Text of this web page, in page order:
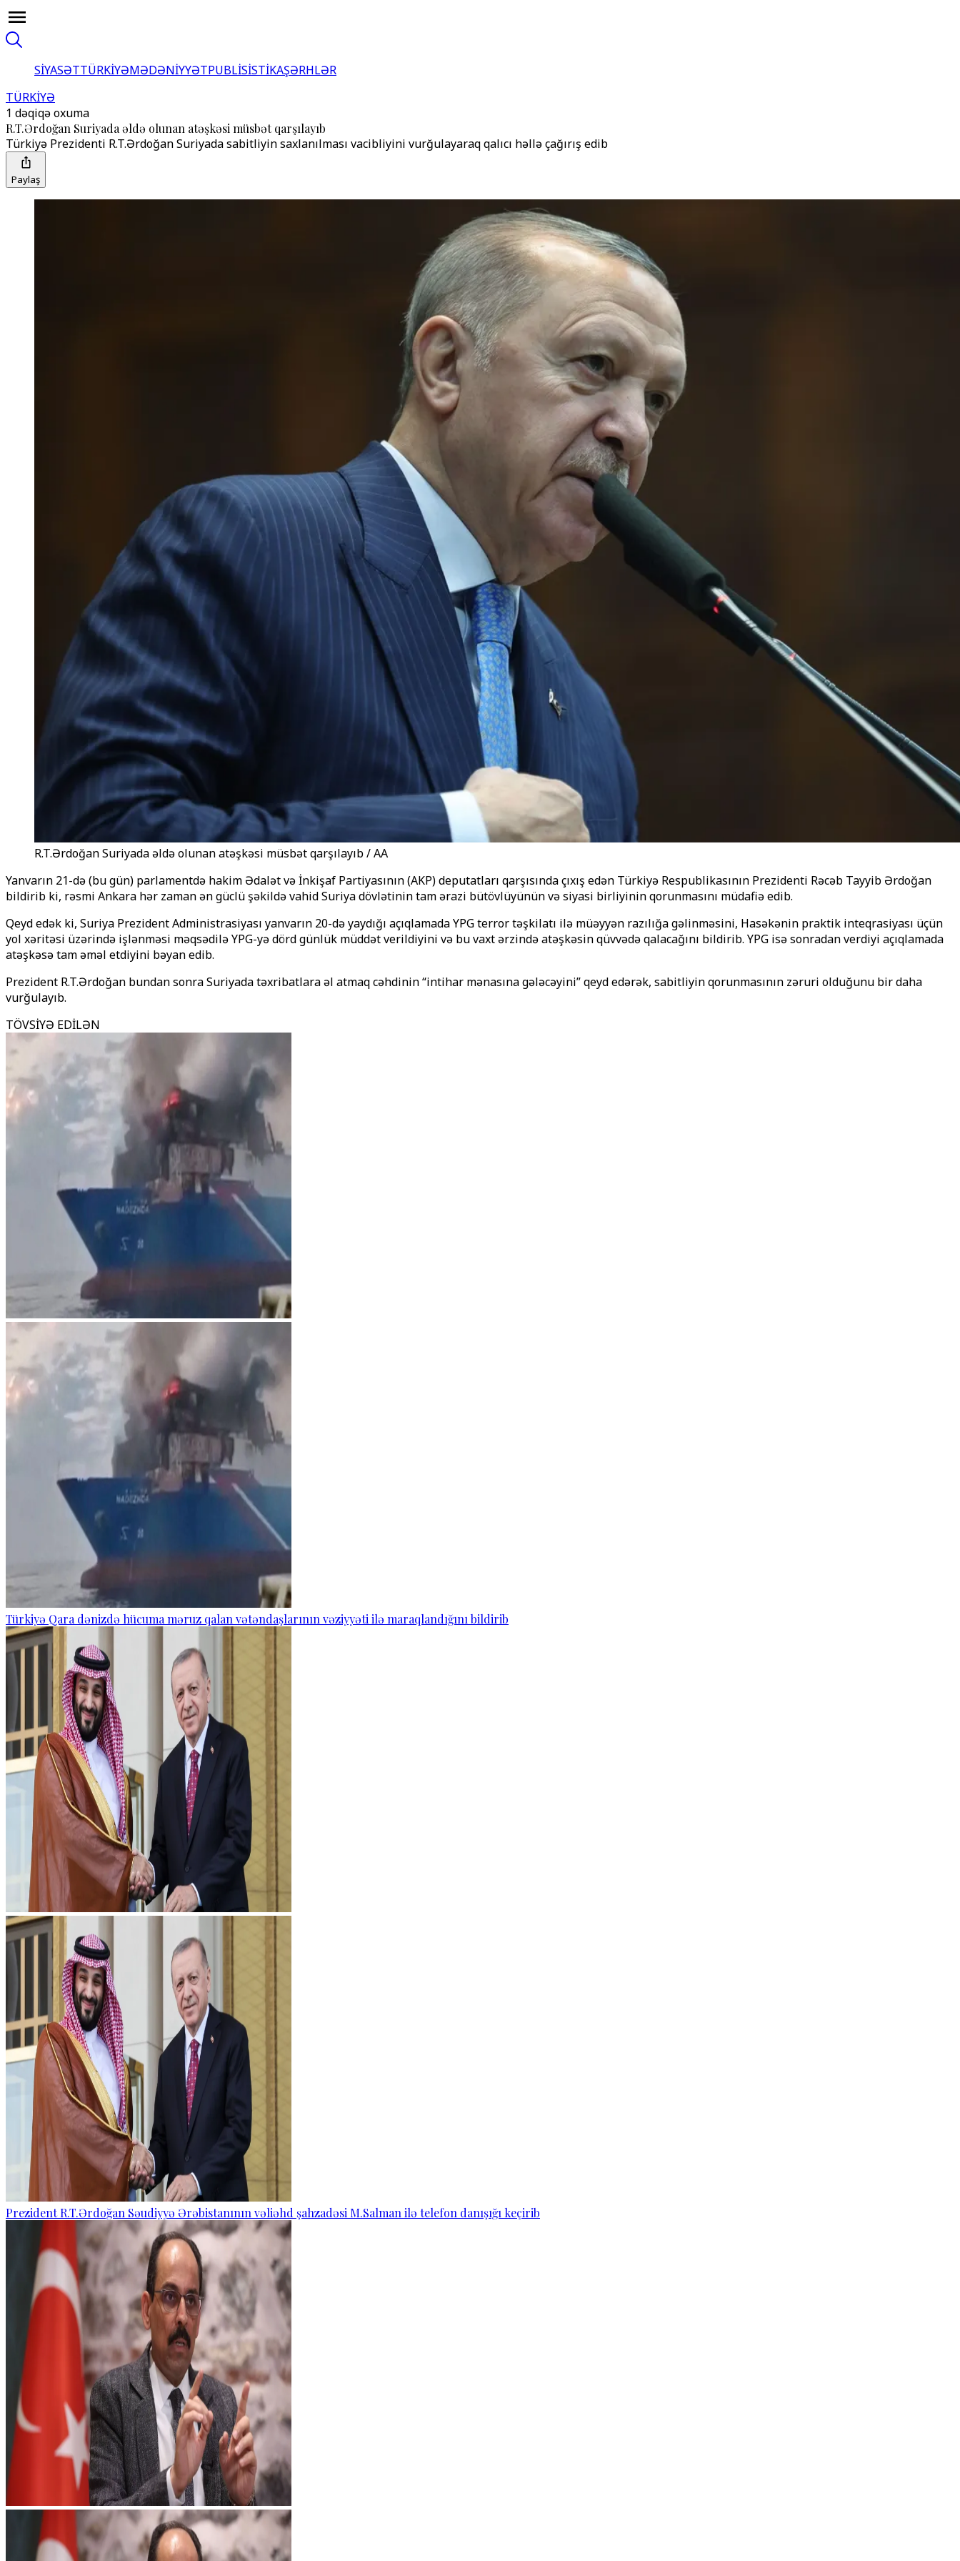
SİYASƏTTÜRKİYƏMƏDƏNİYYƏTPUBLİSİSTİKAŞƏRHLƏR
TÜRKİYƏ
1 dəqiqə oxuma
R.T.Ərdoğan Suriyada əldə olunan atəşkəsi müsbət qarşılayıb
Türkiyə Prezidenti R.T.Ərdoğan Suriyada sabitliyin saxlanılması vacibliyini vurğulayaraq qalıcı həllə çağırış edib
Paylaş
R.T.Ərdoğan Suriyada əldə olunan atəşkəsi müsbət qarşılayıb / AA
Yanvarın 21-də (bu gün) parlamentdə hakim Ədalət və İnkişaf Partiyasının (AKP) deputatları qarşısında çıxış edən Türkiyə Respublikasının Prezidenti Rəcəb Tayyib Ərdoğan
bildirib ki, rəsmi Ankara hər zaman ən güclü şəkildə vahid Suriya dövlətinin tam ərazi bütövlüyünün və siyasi birliyinin qorunmasını müdafiə edib.
Qeyd edək ki, Suriya Prezident Administrasiyası yanvarın 20-də yaydığı açıqlamada YPG terror təşkilatı ilə müəyyən razılığa gəlinməsini, Hasəkənin praktik inteqrasiyası üçün
yol xəritəsi üzərində işlənməsi məqsədilə YPG-yə dörd günlük müddət verildiyini və bu vaxt ərzində atəşkəsin qüvvədə qalacağını bildirib. YPG isə sonradan verdiyi açıqlamada
atəşkəsə tam əməl etdiyini bəyan edib.
Prezident R.T.Ərdoğan bundan sonra Suriyada təxribatlara əl atmaq cəhdinin “intihar mənasına gələcəyini” qeyd edərək, sabitliyin qorunmasının zəruri olduğunu bir daha
vurğulayıb.
TÖVSİYƏ EDİLƏN
Türkiyə Qara dənizdə hücuma məruz qalan vətəndaşlarının vəziyyəti ilə maraqlandığını bildirib
Prezident R.T.Ərdoğan Səudiyyə Ərəbistanının vəliəhd şahzadəsi M.Salman ilə telefon danışığı keçirib